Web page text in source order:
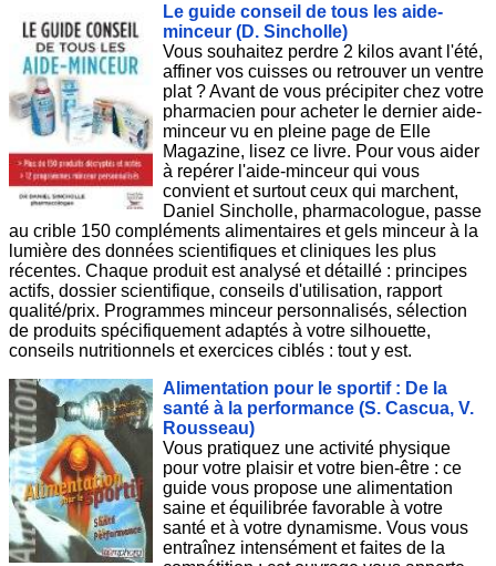
Le guide conseil de tous les aide-
minceur (D. Sincholle)
Vous souhaitez perdre 2 kilos avant l'été,
affiner vos cuisses ou retrouver un ventre
plat ? Avant de vous précipiter chez votre
pharmacien pour acheter le dernier aide-
minceur vu en pleine page de Elle
Magazine, lisez ce livre. Pour vous aider
à repérer l'aide-minceur qui vous
convient et surtout ceux qui marchent,
Daniel Sincholle, pharmacologue, passe
au crible 150 compléments alimentaires et gels minceur à la
lumière des données scientifiques et cliniques les plus
récentes. Chaque produit est analysé et détaillé : principes
actifs, dossier scientifique, conseils d'utilisation, rapport
qualité/prix. Programmes minceur personnalisés, sélection
de produits spécifiquement adaptés à votre silhouette,
conseils nutritionnels et exercices ciblés : tout y est.
Alimentation pour le sportif : De la
santé à la performance (S. Cascua, V.
Rousseau)
Vous pratiquez une activité physique
pour votre plaisir et votre bien-être : ce
guide vous propose une alimentation
saine et équilibrée favorable à votre
santé et à votre dynamisme. Vous vous
entraînez intensément et faites de la